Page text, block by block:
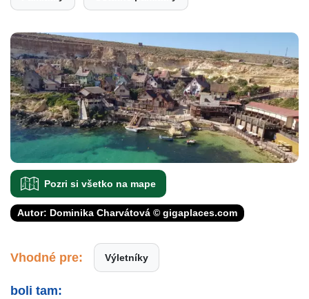
Pozri si všetko na mape
Autor: Dominika Charvátová © gigaplaces.com
Vhodné pre: Výletníky
boli tam: